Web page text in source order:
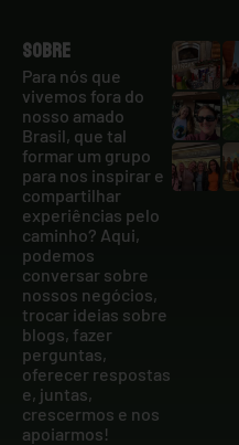
Sobre
Para nós que
vivemos fora do
nosso amado
Brasil, que tal
formar um grupo
para nos inspirar e
compartilhar
experiências pelo
caminho? Aqui,
podemos
conversar sobre
nossos negócios,
trocar ideias sobre
blogs, fazer
perguntas,
oferecer respostas
e, juntas,
crescermos e nos
apoiarmos!